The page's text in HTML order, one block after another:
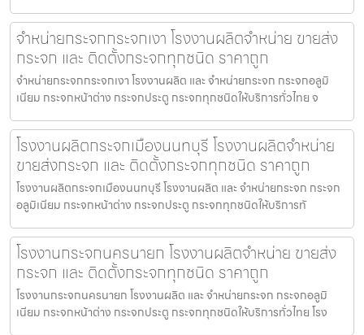
จำหน่ายกระจกกระจกเงา โรงงานผลิตจำหน่าย ขายส่ง
กระจก และ ติดตั้งกระจกทุกชนิด ราคาถูก
จำหน่ายกระจกกระจกเงา โรงงานผลิต และ จำหน่ายกระจก กระจกอลูมิ
เนียม กระจกหน้าต่าง กระจกประตู กระจกทุกชนิดให้บริการทั่วไทย จ
โรงงานผลิตกระจกเมืองนนทบุรี โรงงานผลิตจำหน่าย
ขายส่งกระจก และ ติดตั้งกระจกทุกชนิด ราคาถูก
โรงงานผลิตกระจกเมืองนนทบุรี โรงงานผลิต และ จำหน่ายกระจก กระจก
อลูมิเนียม กระจกหน้าต่าง กระจกประตู กระจกทุกชนิดให้บริการทั
โรงงานกระจกนครนายก โรงงานผลิตจำหน่าย ขายส่ง
กระจก และ ติดตั้งกระจกทุกชนิด ราคาถูก
โรงงานกระจกนครนายก โรงงานผลิต และ จำหน่ายกระจก กระจกอลูมิ
เนียม กระจกหน้าต่าง กระจกประตู กระจกทุกชนิดให้บริการทั่วไทย โรง